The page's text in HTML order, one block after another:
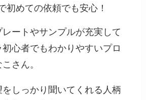
初めての依頼でも安心！
ートやサンプルが充実して
心者でもわかりやすいプロ
さん。
しっかり聞いてくれる人柄